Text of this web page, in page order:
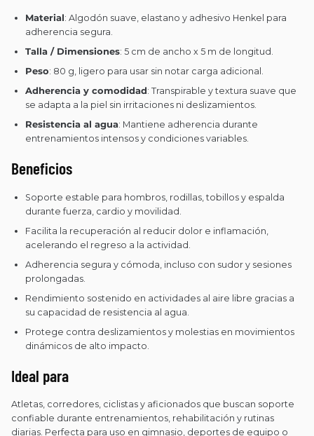
Material: Algodón suave, elastano y adhesivo Henkel para
adherencia segura.
Talla / Dimensiones: 5 cm de ancho x 5 m de longitud.
Peso: 80 g, ligero para usar sin notar carga adicional.
Adherencia y comodidad: Transpirable y textura suave que
se adapta a la piel sin irritaciones ni deslizamientos.
Resistencia al agua: Mantiene adherencia durante
entrenamientos intensos y condiciones variables.
Beneficios
Soporte estable para hombros, rodillas, tobillos y espalda
durante fuerza, cardio y movilidad.
Facilita la recuperación al reducir dolor e inflamación,
acelerando el regreso a la actividad.
Adherencia segura y cómoda, incluso con sudor y sesiones
prolongadas.
Rendimiento sostenido en actividades al aire libre gracias a
su capacidad de resistencia al agua.
Protege contra deslizamientos y molestias en movimientos
dinámicos de alto impacto.
Ideal para
Atletas, corredores, ciclistas y aficionados que buscan soporte
confiable durante entrenamientos, rehabilitación y rutinas
diarias. Perfecta para uso en gimnasio, deportes de equipo o